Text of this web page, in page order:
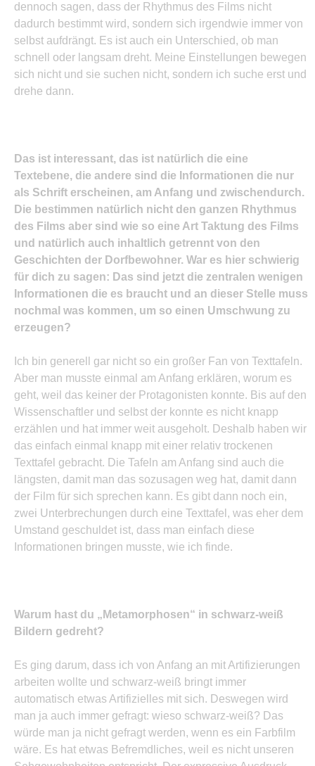
dennoch sagen, dass der Rhythmus des Films nicht
dadurch bestimmt wird, sondern sich irgendwie immer von
selbst aufdrängt. Es ist auch ein Unterschied, ob man
schnell oder langsam dreht. Meine Einstellungen bewegen
sich nicht und sie suchen nicht, sondern ich suche erst und
drehe dann.
Das ist interessant, das ist natürlich die eine
Textebene, die andere sind die Informationen die nur
als Schrift erscheinen, am Anfang und zwischendurch.
Die bestimmen natürlich nicht den ganzen Rhythmus
des Films aber sind wie so eine Art Taktung des Films
und natürlich auch inhaltlich getrennt von den
Geschichten der Dorfbewohner. War es hier schwierig
für dich zu sagen: Das sind jetzt die zentralen wenigen
Informationen die es braucht und an dieser Stelle muss
nochmal was kommen, um so einen Umschwung zu
erzeugen?
Ich bin generell gar nicht so ein großer Fan von Texttafeln.
Aber man musste einmal am Anfang erklären, worum es
geht, weil das keiner der Protagonisten konnte. Bis auf den
Wissenschaftler und selbst der konnte es nicht knapp
erzählen und hat immer weit ausgeholt. Deshalb haben wir
das einfach einmal knapp mit einer relativ trockenen
Texttafel gebracht. Die Tafeln am Anfang sind auch die
längsten, damit man das sozusagen weg hat, damit dann
der Film für sich sprechen kann. Es gibt dann noch ein,
zwei Unterbrechungen durch eine Texttafel, was eher dem
Umstand geschuldet ist, dass man einfach diese
Informationen bringen musste, wie ich finde.
Warum hast du „Metamorphosen“ in schwarz-weiß
Bildern gedreht?
Es ging darum, dass ich von Anfang an mit Artifizierungen
arbeiten wollte und schwarz-weiß bringt immer
automatisch etwas Artifizielles mit sich. Deswegen wird
man ja auch immer gefragt: wieso schwarz-weiß? Das
würde man ja nicht gefragt werden, wenn es ein Farbfilm
wäre. Es hat etwas Befremdliches, weil es nicht unseren